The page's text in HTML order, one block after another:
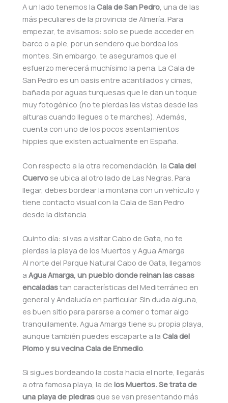
A un lado tenemos la Cala de San Pedro, una de las
más peculiares de la provincia de Almería. Para
empezar, te avisamos: solo se puede acceder en
barco o a pie, por un sendero que bordea los
montes. Sin embargo, te aseguramos que el
esfuerzo merecerá muchísimo la pena. La Cala de
San Pedro es un oasis entre acantilados y cimas,
bañada por aguas turquesas que le dan un toque
muy fotogénico (no te pierdas las vistas desde las
alturas cuando llegues o te marches). Además,
cuenta con uno de los pocos asentamientos
hippies que existen actualmente en España.
Con respecto a la otra recomendación, la Cala del
Cuervo se ubica al otro lado de Las Negras. Para
llegar, debes bordear la montaña con un vehículo y
tiene contacto visual con la Cala de San Pedro
desde la distancia.
Quinto día: si vas a visitar Cabo de Gata, no te
pierdas la playa de los Muertos y Agua Amarga
Al norte del Parque Natural Cabo de Gata, llegamos
a Agua Amarga, un pueblo donde reinan las casas
encaladastan características del Mediterráneo en
general y Andalucía en particular. Sin duda alguna,
es buen sitio para pararse a comer o tomar algo
tranquilamente. Agua Amarga tiene su propia playa,
aunque también puedes escaparte a la Cala del
Plomo y su vecina Cala de Enmedio.
Si sigues bordeando la costa hacia el norte, llegarás
a otra famosa playa, la de los Muertos. Se trata de
una playa de piedras que se van presentando más